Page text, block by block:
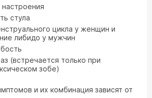
стула
цикла у женщин и
либидо у мужчин
(встречается только при
зобе)
и их комбинация зависят от